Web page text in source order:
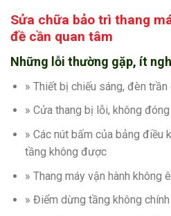
Sửa chữa bảo trì thang
đề cần quan tâm
Những lỗi thường gặp, ít
» Thiết bị chiếu sáng, đèn
» Cửa thang bị lỗi, không
» Các nút bấm của bảng điều
tầng không được
» Thang máy vận hành không
» Điểm dừng tầng không